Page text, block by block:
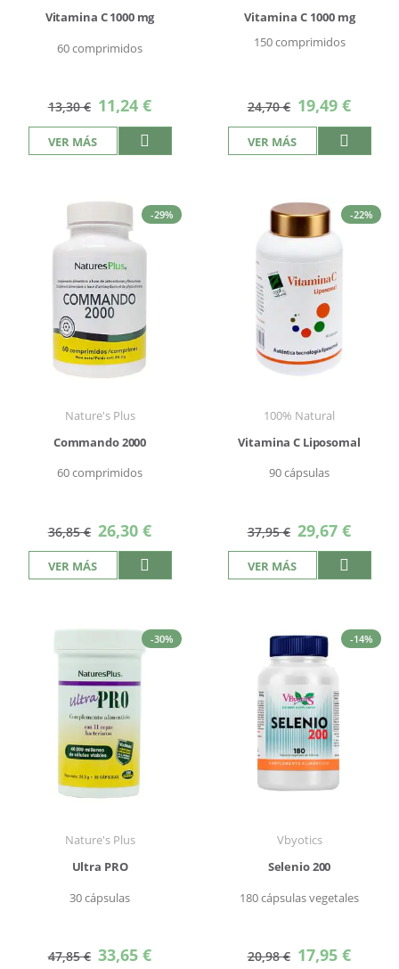
Vitamina C 1000 mg
60 comprimidos
13,30 € Precio
especial
11,24 €
VER MÁS
Vitamina C 1000 mg
150 comprimidos
24,70 € Precio
especial
19,49 €
VER MÁS
-29%
Nature's Plus
Commando 2000
60 comprimidos
36,85 € Precio
especial
26,30 €
VER MÁS
-22%
100% Natural
Vitamina C Liposomal
90 cápsulas
37,95 € Precio
especial
29,67 €
VER MÁS
-30%
Nature's Plus
Ultra PRO
30 cápsulas
47,85 € Precio
especial
33,65 €
-14%
Vbyotics
Selenio 200
180 cápsulas vegetales
20,98 € Precio
especial
17,95 €